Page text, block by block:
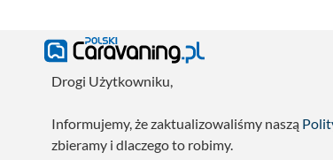
Drogi Użytkowniku,
Informujemy, że zaktualizowaliśmy naszą
zbieramy i dlaczego to robimy.